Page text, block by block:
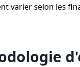
varier selon les